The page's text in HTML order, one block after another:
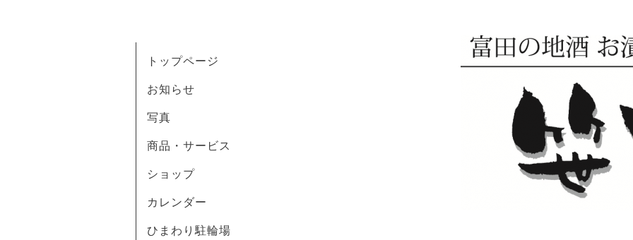
トップページ
お知らせ
写真
商品・サービス
ショップ
カレンダー
ひまわり駐輪場